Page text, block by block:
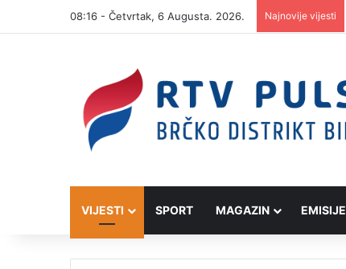
08:16 - Četvrtak, 6 Augusta. 2026. Najnovije vijesti
VIJESTI SPORT MAGAZIN EMISIJE